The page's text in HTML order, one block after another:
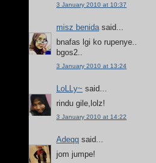
3 January 2010 at 10:37
misz benidasaid...
bnafas lgi ko rupenye..
bgos2..
3 January 2010 at 13:24
LoLLy~ said...
rindu gile,lolz!
3 January 2010 at 14:22
Adeqq said...
jom jumpe!